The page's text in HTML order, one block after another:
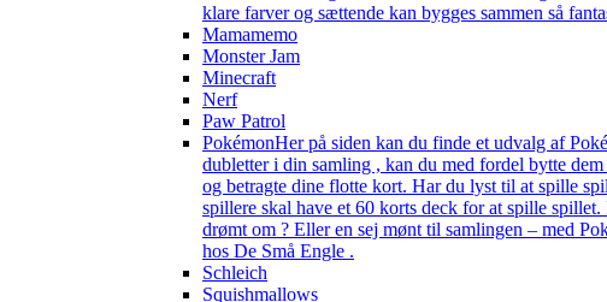
klare farver og sættende kan bygges sammen så
Mamamemo
Monster Jam
Minecraft
Nerf
Paw Patrol
PokémonHer på siden kan du finde et udvalg af
dubletter i din samling , kan du med fordel bytte
og betragte dine flotte kort. Har du lyst til at spille
spillere skal have et 60 korts deck for at spille
drømt om ? Eller en sej mønt til samlingen – med
hos De Små Engle .
Schleich
Squishmallows